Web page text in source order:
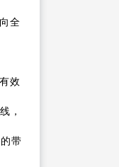
全
效
，
带